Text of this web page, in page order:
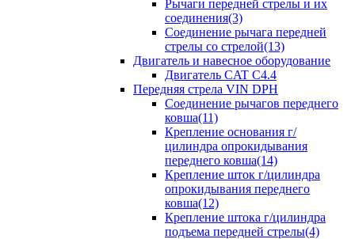
Рычаги передней стрелы и их
соединения(3)
Соединение рычага передней
стрелы со стрелой(13)
Двигатель и навесное оборудование
Двигатель CAT C4.4
Передняя стрела VIN DPH
Cоединение рычагов переднего
ковша(11)
Крепление основания г/
цилиндра опрокидывания
переднего ковша(14)
Крепление шток г/цилиндра
опрокидывания переднего
ковша(12)
Крепление штока г/цилиндра
подъема передней стрелы(4)